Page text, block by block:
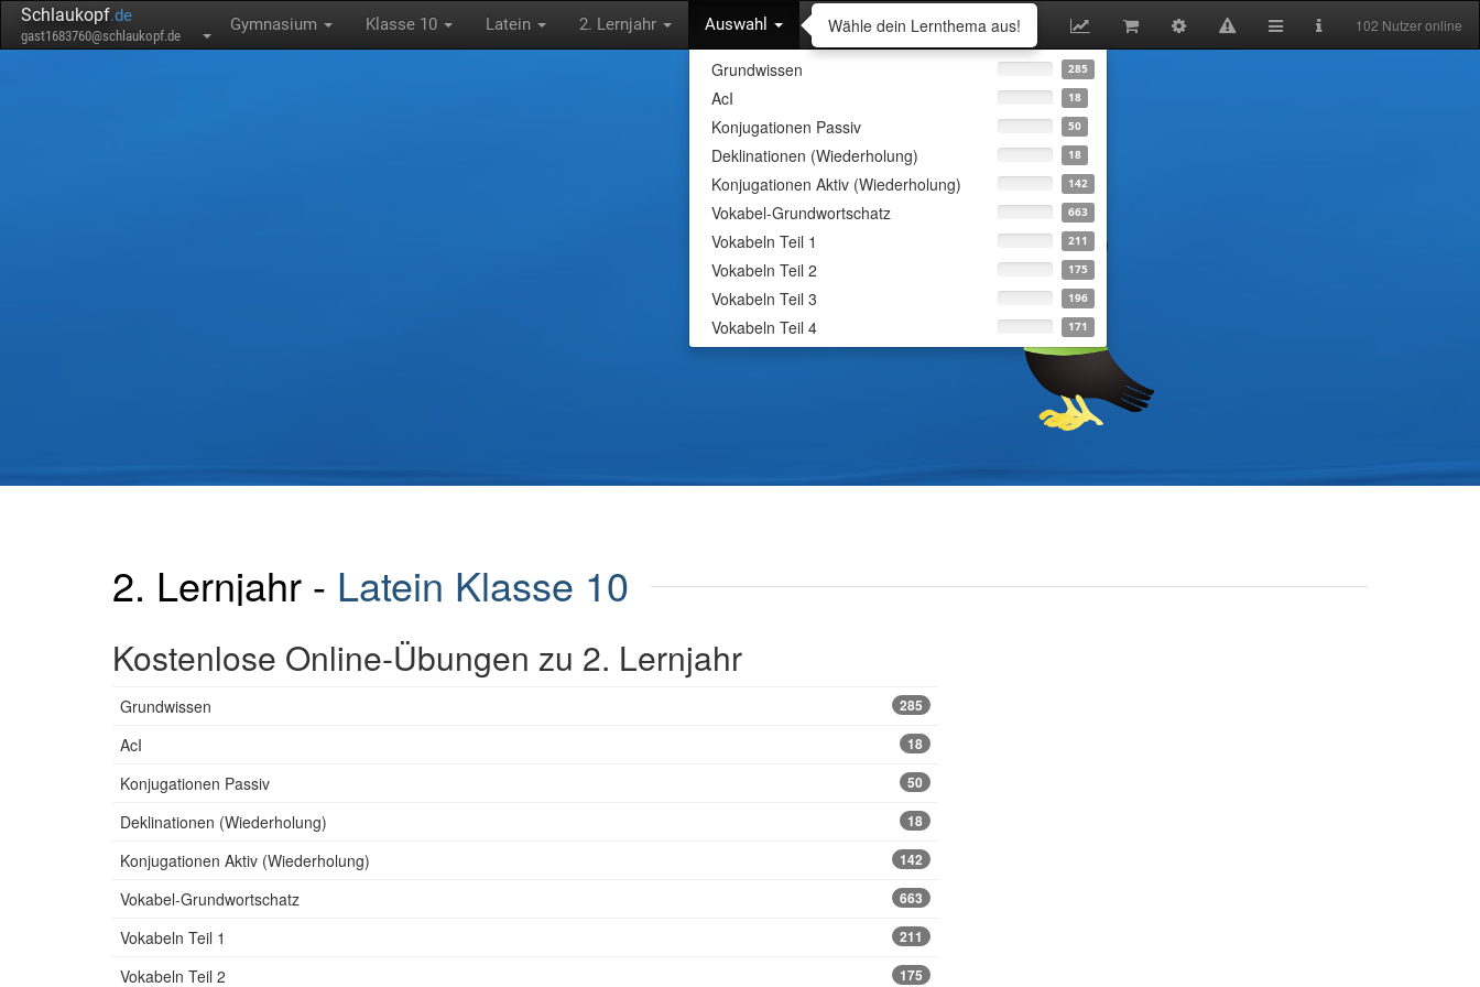
Schlaukopf.de
gast1683760@schlaukopf.de
Gymnasium Klasse 10 Latein 2. Lernjahr Auswahl
Grundwissen 285
AcI 18
Konjugationen Passiv 50
Deklinationen (Wiederholung) 18
Konjugationen Aktiv (Wiederholung) 142
Vokabel-Grundwortschatz 663
Vokabeln Teil 1 211
Vokabeln Teil 2 175
Vokabeln Teil 3 196
Vokabeln Teil 4 171
102 Nutzer online
Wähle dein Lernthema
Lass dich abfragen und lerne mit vielen
interessanten Inhalten.
2. Lernjahr - Latein Klasse 10
Kostenlose Online-Übungen zu 2. Lernjahr
Grundwissen 285
AcI 18
Konjugationen Passiv 50
Deklinationen (Wiederholung) 18
Konjugationen Aktiv (Wiederholung) 142
Vokabel-Grundwortschatz 663
Vokabeln Teil 1 211
Vokabeln Teil 2 175
Wähle dein Lernthema aus!